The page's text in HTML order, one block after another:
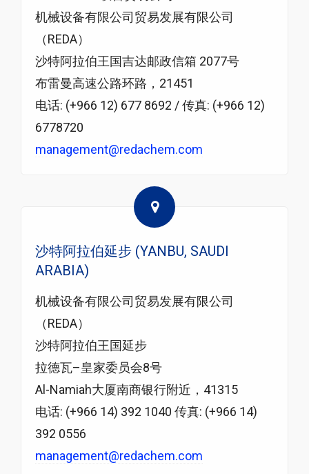
机械设备有限公司贸易发展有限公司
（REDA）
沙特阿拉伯王国吉达邮政信箱 2077号
布雷曼高速公路环路，21451
电话: (+966 12) 677 8692 / 传真: (+966 12)
6778720
management@redachem.com
沙特阿拉伯延步 (YANBU, SAUDI
ARABIA)
机械设备有限公司贸易发展有限公司
（REDA）
沙特阿拉伯王国延步
拉德瓦–皇家委员会8号
Al-Namiah大厦南商银行附近，41315
电话: (+966 14) 392 1040 传真: (+966 14)
392 0556
management@redachem.com